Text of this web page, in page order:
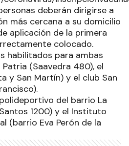
deberán dirigirse a
más cercana a su domicilio
aplicación de la primera
colocado.
habilitados para ambas
(Saavedra 480), el
y San Martín) y el club San
del barrio La
1200) y el Instituto
(barrio Eva Perón de la